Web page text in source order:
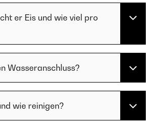
er Eis und wie viel pro
Wasseranschluss?
wie reinigen?